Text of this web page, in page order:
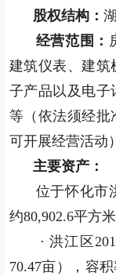
股权结构：
经营范围：
建筑仪表、建筑
子产品以及电子
等（依法须经批
可开展经营活动）
主要资产：
位于怀化市洪
约80,902.6平方
· 洪江区
70.47亩），容